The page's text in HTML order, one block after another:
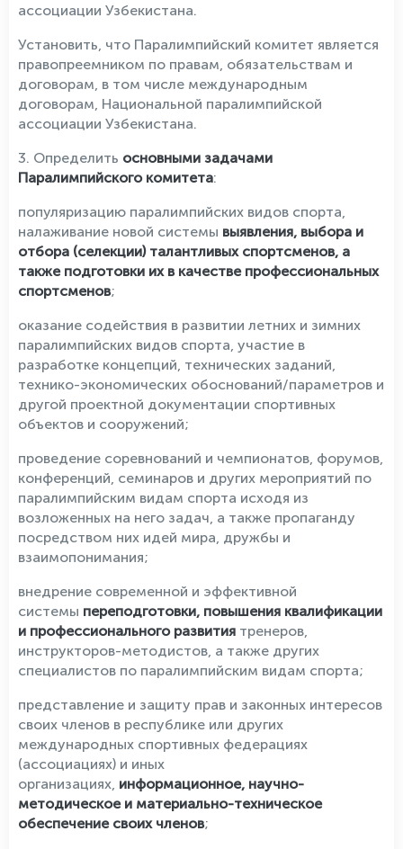
ассоциации Узбекистана.
Установить, что Паралимпийский комитет является
правопреемником по правам, обязательствам и
договорам, в том числе международным
договорам, Национальной паралимпийской
ассоциации Узбекистана.
3. Определить основными задачами
Паралимпийского комитета:
популяризацию паралимпийских видов спорта,
налаживание новой системы выявления, выбора и
отбора (селекции) талантливых спортсменов, а
также подготовки их в качестве профессиональных
спортсменов;
оказание содействия в развитии летних и зимних
паралимпийских видов спорта, участие в
разработке концепций, технических заданий,
технико-экономических обоснований/параметров и
другой проектной документации спортивных
объектов и сооружений;
проведение соревнований и чемпионатов, форумов,
конференций, семинаров и других мероприятий по
паралимпийским видам спорта исходя из
возложенных на него задач, а также пропаганду
посредством них идей мира, дружбы и
взаимопонимания;
внедрение современной и эффективной
системы переподготовки, повышения квалификации
и профессионального развития тренеров,
инструкторов-методистов, а также других
специалистов по паралимпийским видам спорта;
представление и защиту прав и законных интересов
своих членов в республике или других
международных спортивных федерациях
(ассоциациях) и иных
организациях, информационное, научно-
методическое и материально-техническое
обеспечение своих членов;